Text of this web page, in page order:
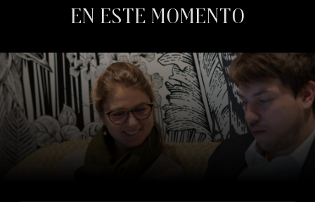
En este momento